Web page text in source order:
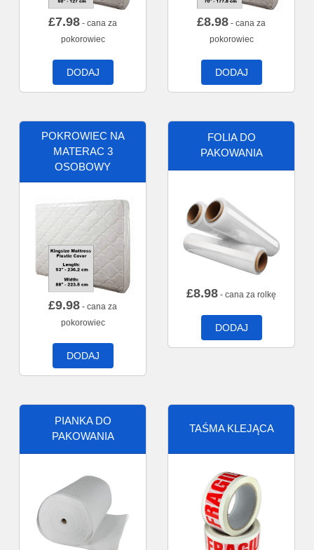
£7.98 - cana za
pokorowiec
DODAJ
£8.98 - cana za
pokorowiec
DODAJ
POKROWIEC NA
MATERAC 3
OSOBOWY
£9.98 - cana za
pokorowiec
DODAJ
FOLIA DO
PAKOWANIA
£8.98 - cana za rolkę
DODAJ
PIANKA DO
PAKOWANIA
TAŚMA KLEJĄCA